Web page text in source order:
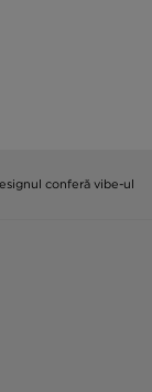
conferă vibe-ul